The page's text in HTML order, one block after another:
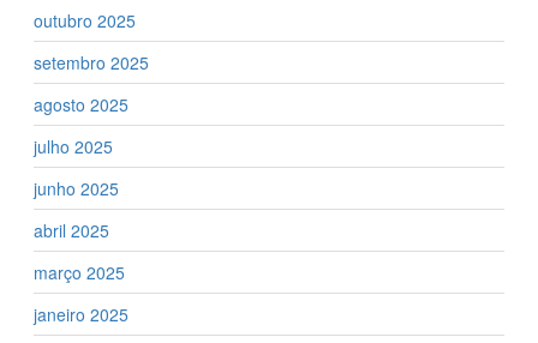
outubro 2025
setembro 2025
agosto 2025
julho 2025
junho 2025
abril 2025
março 2025
janeiro 2025